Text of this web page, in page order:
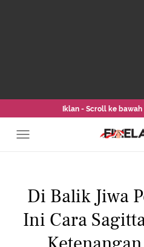
Iklan - Scroll ke
Di Balik Jiwa
Ini Cara